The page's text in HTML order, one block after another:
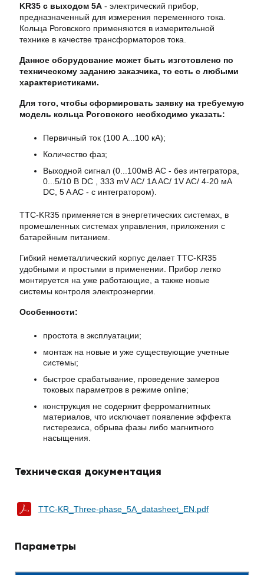
KR35 с выходом 5А - электрический прибор,
предназначенный для измерения переменного тока.
Кольца Роговского применяются в измерительной
технике в качестве трансформаторов тока.
Данное оборудование может быть изготовлено по
техническому заданию заказчика, то есть с любыми
характеристиками.
Для того, чтобы сформировать заявку на требуемую
модель кольца Роговского необходимо указать:
Первичный ток (100 А...100 кА);
Количество фаз;
Выходной сигнал (0...100мВ AC - без интегратора,
0...5/10 В DC , 333 mV AC/ 1A AC/ 1V AC/ 4-20 мA
DC, 5 A AC - с интегратором).
TTC-KR35 применяется в энергетических системах, в
промешленных системах управления, приложения с
батарейным питанием.
Гибкий неметаллический корпус делает TTC-KR35
удобными и простыми в применении. Прибор легко
монтируется на уже работающие, а также новые
системы контроля электроэнергии.
Особенности:
простота в эксплуатации;
монтаж на новые и уже существующие учетные
системы;
быстрое срабатывание, проведение замеров
токовых параметров в режиме online;
конструкция не содержит ферромагнитных
материалов, что исключает появление эффекта
гистерезиса, обрыва фазы либо магнитного
насыщения.
Техническая документация
TTC-KR_Three-phase_5A_datasheet_EN.pdf
Параметры